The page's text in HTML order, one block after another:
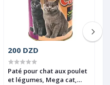
200 DZD
Paté pour chat aux poulet
et légumes, Mega cat,